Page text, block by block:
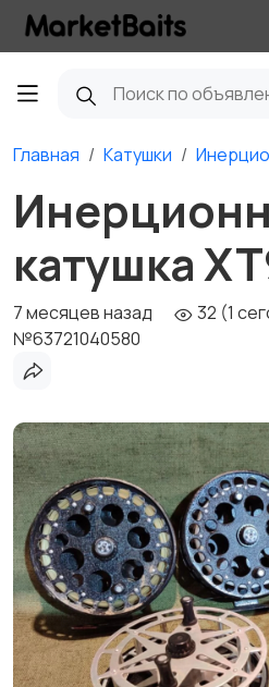
Главная Катушки
катушка
7 месяцев назад
32 (1
№63721040580